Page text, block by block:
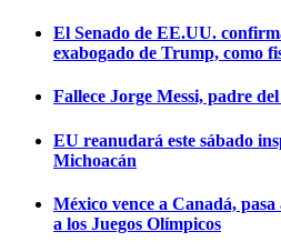
El Senado de EE.UU.
exabogado de Trump, como
Fallece Jorge Messi, padre
EU reanudará este sábado
Michoacán
México vence a Canadá,
a los Juegos Olímpicos